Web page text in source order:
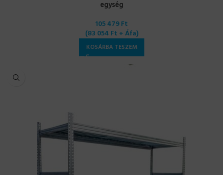
egység
105 479Ft
(83 054 Ft + Áfa)
KOSÁRBA TESZEM